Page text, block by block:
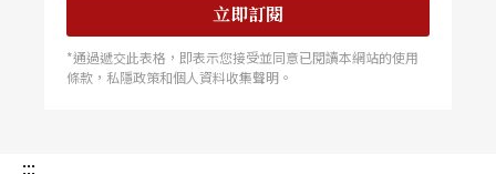
立即訂閱
*通過遞交此表格，即表示您接受並同意已閱讀本網站的使用
條款，私隱政策和個人資料收集聲明。
:::